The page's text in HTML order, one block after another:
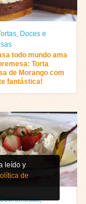
, Doces e
todo mundo ama
Torta
de Morango com
fantástica!
,
leído y
de